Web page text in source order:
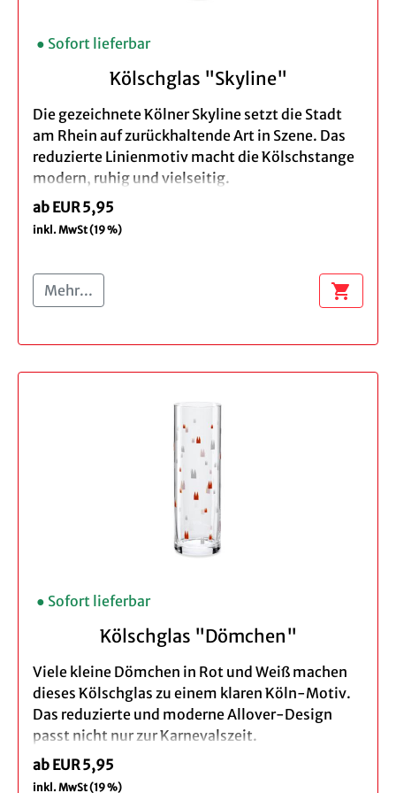
● Sofort lieferbar
Kölschglas "Skyline"
Die gezeichnete Kölner Skyline setzt die Stadt
am Rhein auf zurückhaltende Art in Szene. Das
reduzierte Linienmotiv macht die Kölschstange
modern, ruhig und vielseitig.
Ein passendes Kölschglas für Köln-Fans,
Sammler*innen und alle, die ein schlichtes
Produktdetails:
Höhe ca. 15 cm
Inhalt: 0,2 l
das Spülen per Hand
Verpackung: brauner Geschenkkarton
Bei der Bestellung eines 3er Set profitieren Sie
von unserem Vorteilspreis.
ab EUR 5,95
inkl. MwSt (19 %)
Mehr... shopping_cart
● Sofort lieferbar
Kölschglas "Dömchen"
Viele kleine Dömchen in Rot und Weiß machen
dieses Kölschglas zu einem klaren Köln-Motiv.
Das reduzierte und moderne Allover-Design
passt nicht nur zur Karnevalszeit.
Eine schöne Wahl für den eigenen Kölschabend
ab EUR 5,95
inkl. MwSt (19 %)